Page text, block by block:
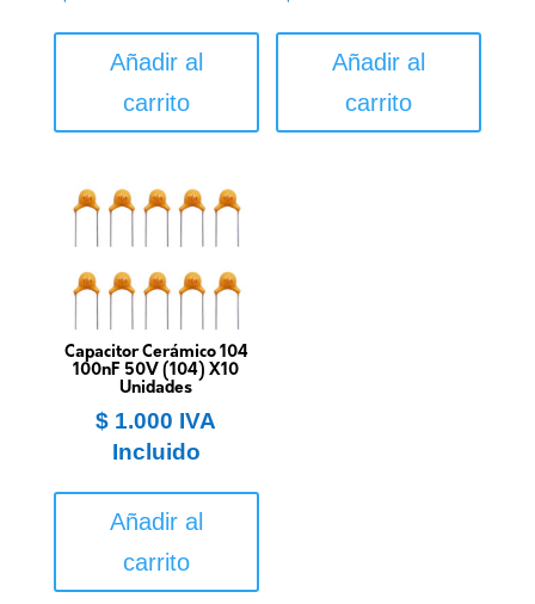
Añadir al
carrito
Añadir al
carrito
Capacitor Cerámico 104
100nF 50V (104) X10
Unidades
$ 1.000 IVA
Incluido
Añadir al
carrito